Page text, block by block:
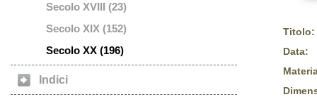
Secolo XVIII (23)
Secolo XIX (152)
Secolo XX (196)
Indici
Titolo:
Data: